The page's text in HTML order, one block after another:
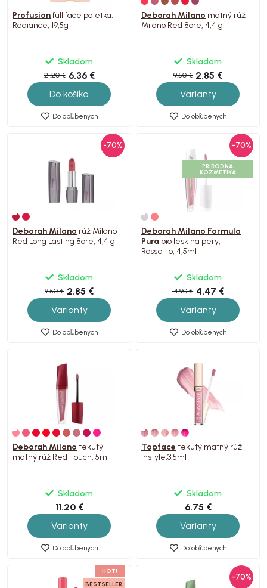
Profusionfull face paletka,
Radiance, 19,5g
Skladom
21.20 € 6.36 €
Do košíka
Do obľúbených
Deborah Milano matný rúž
Milano Red 8ore, 4,4 g
Skladom
9.50 € 2.85 €
Varianty
Do obľúbených
-70%
Deborah Milano rúž Milano
Red Long Lasting 8ore, 4,4 g
Skladom
9.50 € 2.85 €
Varianty
Do obľúbených
-70%
PRÍRODNÁ
KOZMETIKA
Deborah Milano Formula
Pura bio lesk na pery,
Rossetto, 4,5ml
Skladom
14.90 € 4.47 €
Varianty
Do obľúbených
Deborah Milano tekutý
matný rúž Red Touch, 5ml
Skladom
11.20 €
Varianty
Do obľúbených
Topface tekutý matný rúž
Instyle,3,5ml
Skladom
6.75 €
Varianty
Do obľúbených
HOT!
BESTSELLER
-70%